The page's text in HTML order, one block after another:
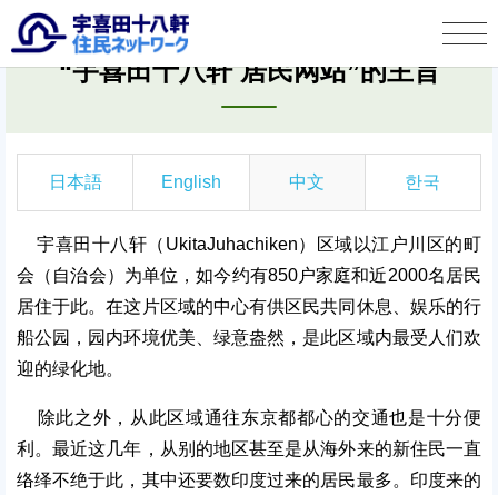
タウン情報
この人に聞く
宇喜田十八軒自治会より
お便り投稿
“宇喜田十八轩 居民网站”的主旨
日本語 English 中文 한국
宇喜田十八轩（UkitaJuhachiken）区域以江户川区的町
会（自治会）为单位，如今约有850户家庭和近2000名居民
居住于此。在这片区域的中心有供区民共同休息、娱乐的行
船公园，园内环境优美、绿意盎然，是此区域内最受人们欢
迎的绿化地。
除此之外，从此区域通往东京都都心的交通也是十分便
利。最近这几年，从别的地区甚至是从海外来的新住民一直
络绎不绝于此，其中还要数印度过来的居民最多。印度来的